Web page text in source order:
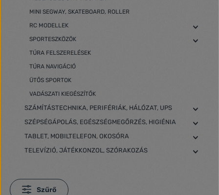
MINI SEGWAY, SKATEBOARD, ROLLER
RC MODELLEK
SPORTESZKÖZÖK
TÚRA FELSZERELÉSEK
TÚRA NAVIGÁCIÓ
ÜTŐS SPORTOK
VADÁSZATI KIEGÉSZÍTŐK
SZÁMÍTÁSTECHNIKA, PERIFÉRIÁK, HÁLÓZAT, UPS
SZÉPSÉGÁPOLÁS, EGÉSZSÉGMEGŐRZÉS, HIGIÉNIA
TABLET, MOBILTELEFON, OKOSÓRA
TELEVÍZIÓ, JÁTÉKKONZOL, SZÓRAKOZÁS
Szűrő